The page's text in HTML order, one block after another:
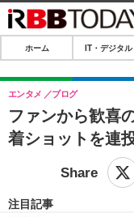
ホーム
IT・デジタル
IT・デジタルTOP
ネタ
ショッピング
SPEED TEST
エンタメTOP
ホーム IT・デジタル
ファンから歓喜
着ショットを連
エンタメ ブログ
注目記事